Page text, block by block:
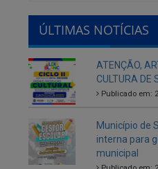
CULTURA DE
Município de
interna para
municipal
Feira do